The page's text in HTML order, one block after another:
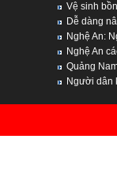
Vệ sinh
Dễ dàng
Nghệ An:
Nghệ An
Quảng
Người dân